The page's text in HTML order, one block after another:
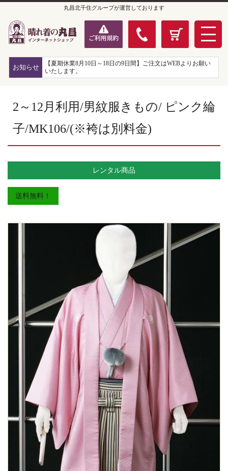
丸昌北千住グループが運営しております
お知らせ
【夏期休業8月10日～18日の9日間】ご注文はWEBよりお願い
いたします。
2～12月利用/男紋服きもの/ ピンク綸
子/MK106/(※袴は別料金)
レンタル商品
送料無料！